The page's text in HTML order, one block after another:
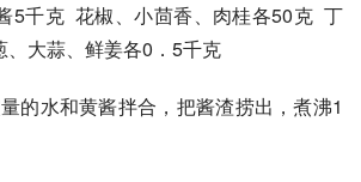
5千克  花椒、小茴香、肉桂各50克  丁
、大蒜、鲜姜各0．5千克
量的水和黄酱拌合，把酱渣捞出，煮沸1